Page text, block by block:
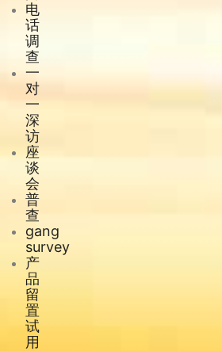
电
话
调
查
一
对
一
深
访
座
谈
会
普
查
gang
survey
产
品
留
置
试
用